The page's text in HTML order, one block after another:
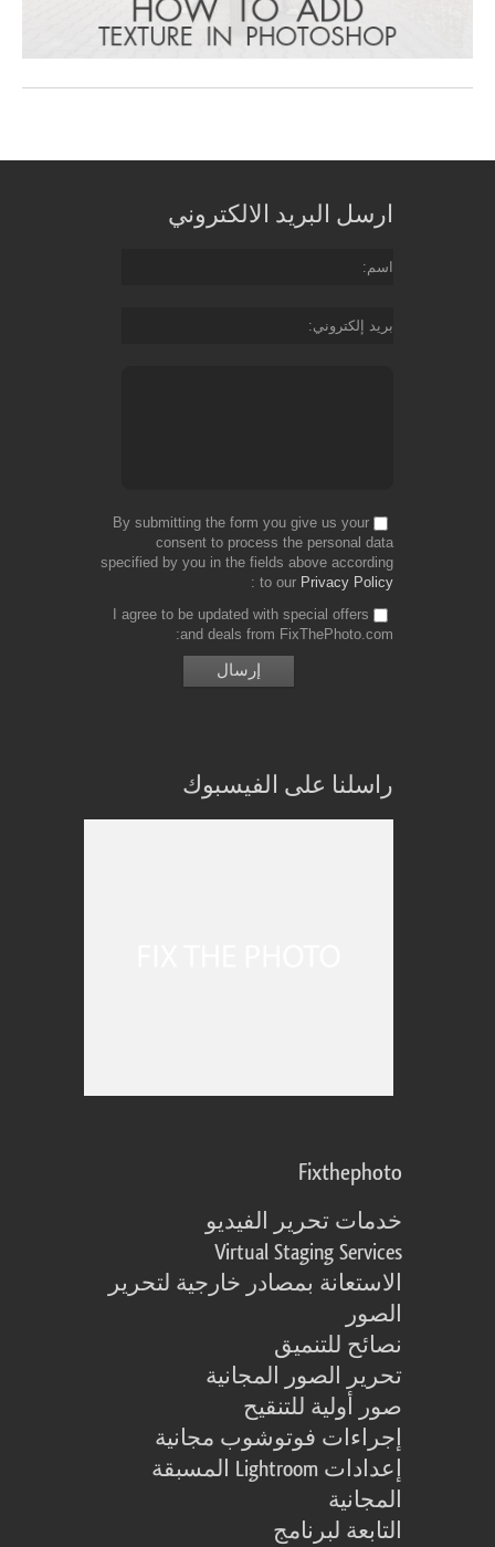
ارسل البريد الالكتروني
اسم
بريد إلكتروني
By submitting the form you give us your
consent to process the personal data
specified by you in the fields above according
to our Privacy Policy
I agree to be updated with special offers
and deals from FixThePhoto.com
راسلنا على الفيسبوك
Fixthephoto
خدمات تحرير الفيديو
Virtual Staging Services
الاستعانة بمصادر خارجية لتحرير
الصور
نصائح للتنميق
تحرير الصور المجانية
صور أولية للتنقيح
إجراءات فوتوشوب مجانية
إعدادات Lightroom المسبقة
المجانية
التابعة لبرنامج